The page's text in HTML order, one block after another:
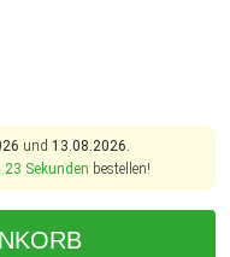
und 13.08.2026.
Sekunden bestellen!